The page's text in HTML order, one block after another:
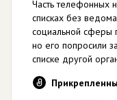
Часть телефонных
списках без
социальной сферы
но его попросили
списке другой